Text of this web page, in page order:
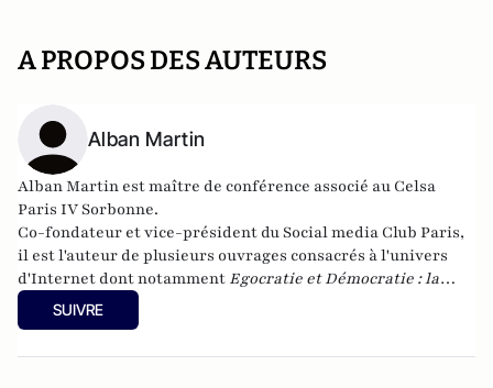
A PROPOS DES AUTEURS
Alban Martin
Alban Martin est maître de conférence associé au Celsa
Paris IV Sorbonne.
Co-fondateur et vice-président duSocial media Club Paris,
il est l'auteur de plusieurs ouvrages consacrés à l'univers
d'Internet dont notamment Egocratie et Démocratie : la
nécessité de Nouvelles Technologies Politiques
éditions, 2010).
SUIVRE